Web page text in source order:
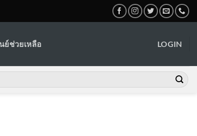
ย์ช่วยเหลือ LOGIN